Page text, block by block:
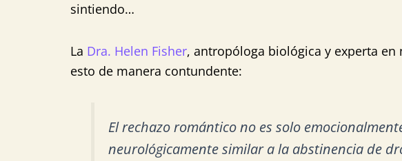
sintiendo…
La Dra. Helen Fisher, antropóloga biológica y experta
esto de manera contundente:
El rechazo romántico no es solo
neurológicamente similar a la abstinencia de